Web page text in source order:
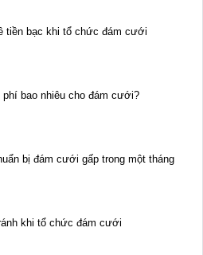
tiền bạc khi tổ chức đám cưới
phí bao nhiêu cho đám cưới?
bị đám cưới gấp trong một tháng
khi tổ chức đám cưới